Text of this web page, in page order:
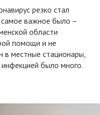
резко стал
важное было –
области
помощи и не
в местные стационары,
было много.